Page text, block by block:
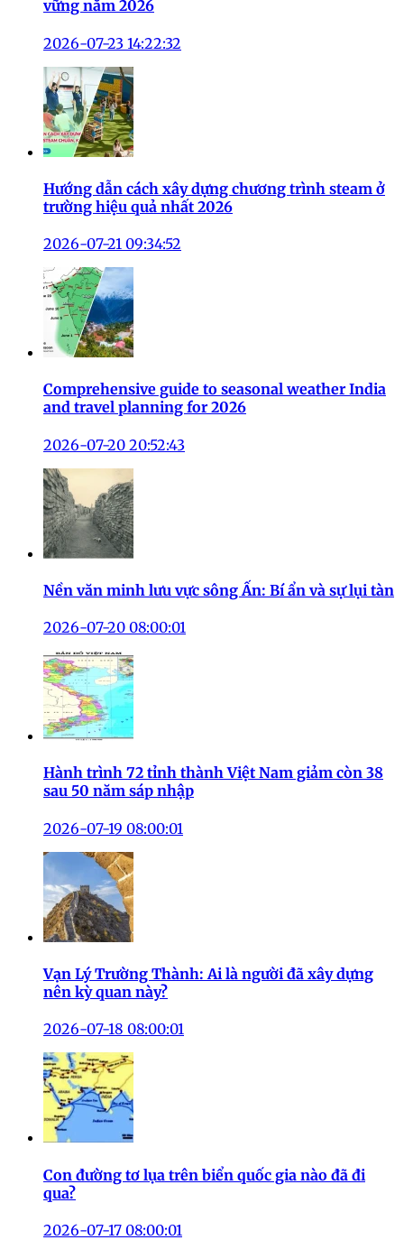
vững năm 2026
2026-07-23 14:22:32
Hướng dẫn cách xây dựng chương trình steam ở
trường hiệu quả nhất 2026
2026-07-21 09:34:52
Comprehensive guide to seasonal weather India
and travel planning for 2026
2026-07-20 20:52:43
Nền văn minh lưu vực sông Ấn: Bí ẩn và sự lụi tàn
2026-07-20 08:00:01
Hành trình 72 tỉnh thành Việt Nam giảm còn 38
sau 50 năm sáp nhập
2026-07-19 08:00:01
Vạn Lý Trường Thành: Ai là người đã xây dựng
nên kỳ quan này?
2026-07-18 08:00:01
Con đường tơ lụa trên biển quốc gia nào đã đi
qua?
2026-07-17 08:00:01